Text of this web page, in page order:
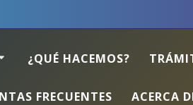
¿QUÉ HACEMOS?
FRECUENTES ACERCA